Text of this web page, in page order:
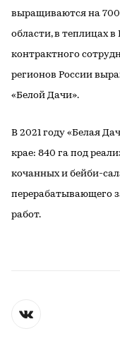
выращиваются на 700
области, в теплицах
контрактного
регионов России
«Белой Дачи».
В 2021 году «Белая
крае: 840 га под
кочанных и бейби-
перерабатывающего
работ.